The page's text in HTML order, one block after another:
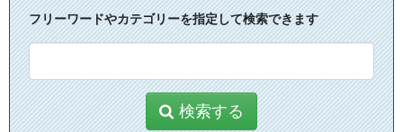
フリーワードやカテゴリーを指定して検索できます
検索する